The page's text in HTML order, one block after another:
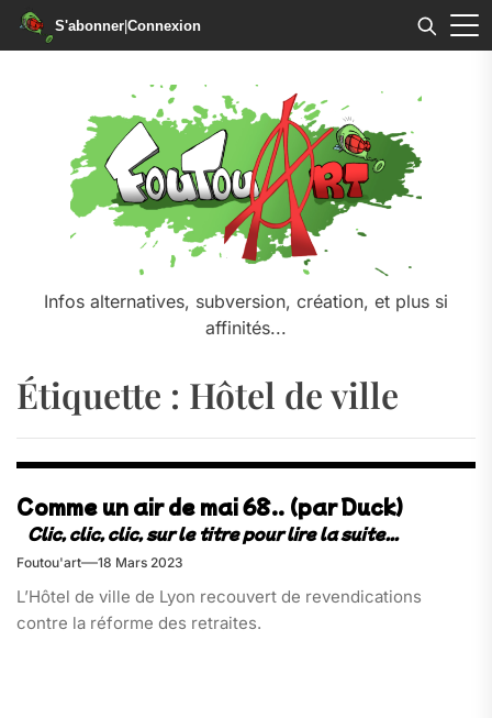
S'abonner|Connexion
Infos alternatives, subversion, création, et plus si
affinités...
Étiquette : Hôtel de ville
Comme un air de mai 68.. (par Duck)
Foutou'art 18 Mars 2023
L’Hôtel de ville de Lyon recouvert de revendications
contre la réforme des retraites.